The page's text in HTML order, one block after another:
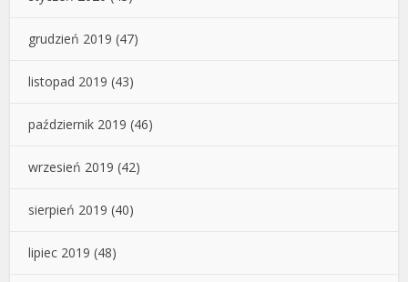
grudzień 2019 (47)
listopad 2019 (43)
październik 2019 (46)
wrzesień 2019 (42)
sierpień 2019 (40)
lipiec 2019 (48)